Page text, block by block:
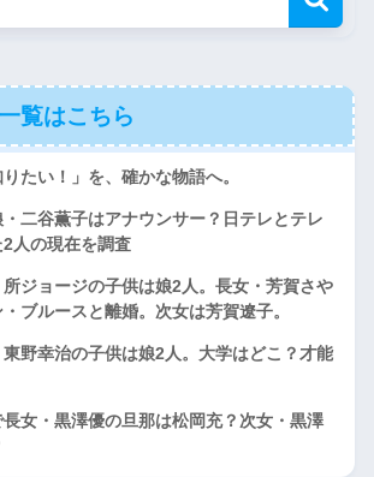
覧はこちら
たい！」を、確かな物語へ。
二谷薫子はアナウンサー？日テレとテレ
人の現在を調査
所ジョージの子供は娘2人。長女・芳賀さや
ブルースと離婚。次女は芳賀遼子。
東野幸治の子供は娘2人。大学はどこ？才能
女・黒澤優の旦那は松岡充？次女・黒澤